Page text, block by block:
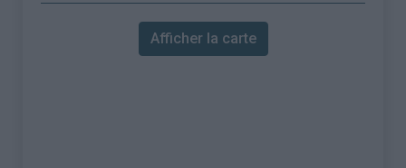
Afficher la carte